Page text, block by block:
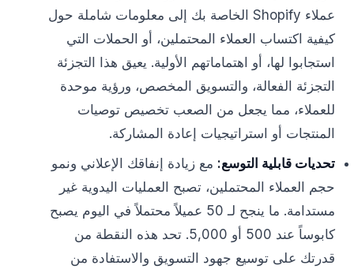
عملاء Shopify الخاصة بك إلى معلومات شاملة حول
كيفية اكتساب العملاء المحتملين، أو الحملات التي
استجابوا لها، أو اهتماماتهم الأولية. يعيق هذا التجزئة
التجزئة الفعالة، والتسويق المخصص، ورؤية موحدة
للعملاء، مما يجعل من الصعب تخصيص توصيات
المنتجات أو استراتيجيات إعادة المشاركة.
تحديات قابلية التوسع: مع زيادة إنفاقك الإعلاني ونمو
حجم العملاء المحتملين، تصبح العمليات اليدوية غير
مستدامة. ما ينجح لـ 50 عميلاً محتملاً في اليوم يصبح
كابوساً عند 500 أو 5,000. تحد هذه النقطة من
قدرتك على توسيع جهود التسويق والاستفادة من